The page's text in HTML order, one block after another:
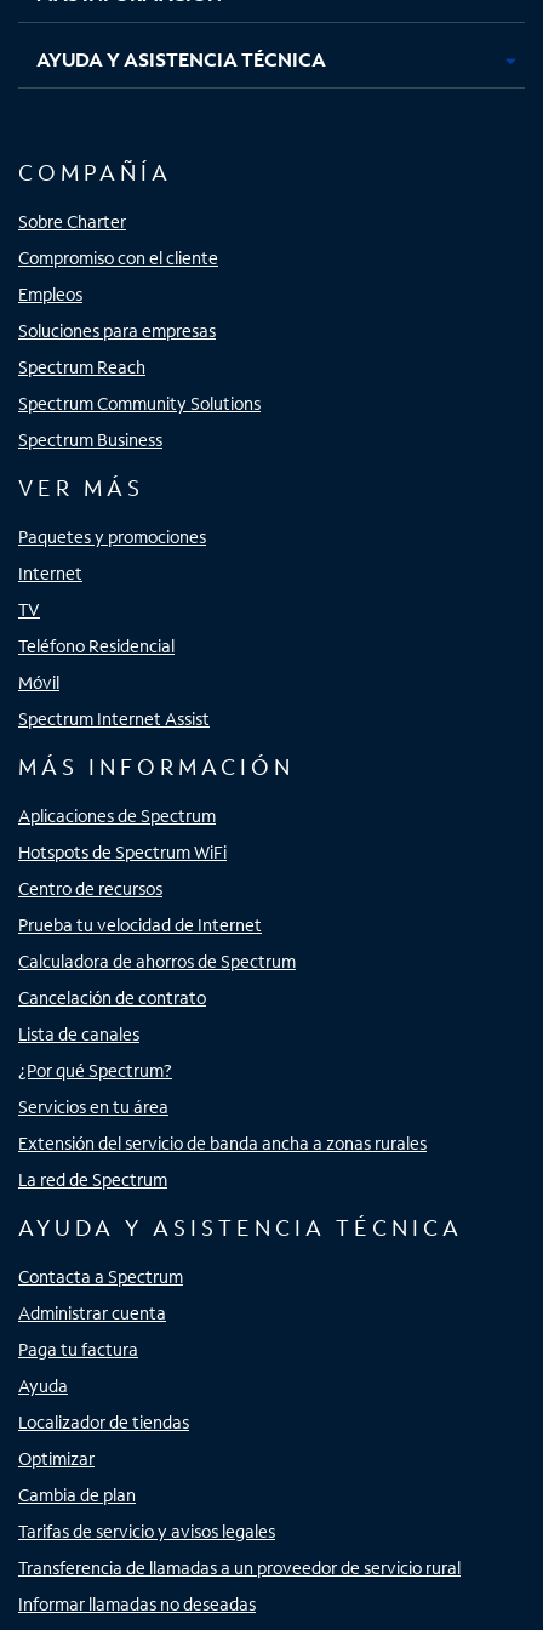
AYUDA Y ASISTENCIA TÉCNICA
COMPAÑÍA
Sobre Charter
Compromiso con el cliente
Empleos
Soluciones para empresas
Spectrum Reach
Spectrum Community Solutions
Spectrum Business
VER MÁS
Paquetes y promociones
Internet
TV
Teléfono Residencial
Móvil
Spectrum Internet Assist
MÁS INFORMACIÓN
Aplicaciones de Spectrum
Hotspots de Spectrum WiFi
Centro de recursos
Prueba tu velocidad de Internet
Calculadora de ahorros de Spectrum
Cancelación de contrato
Lista de canales
¿Por qué Spectrum?
Servicios en tu área
Extensión del servicio de banda ancha a zonas rurales
La red de Spectrum
AYUDA Y ASISTENCIA TÉCNICA
Contacta a Spectrum
Administrar cuenta
Paga tu factura
Ayuda
Localizador de tiendas
Optimizar
Cambia de plan
Tarifas de servicio y avisos legales
Transferencia de llamadas a un proveedor de servicio rural
Informar llamadas no deseadas